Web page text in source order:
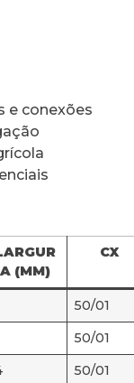
e conexões
A (MM)
CX
50/01
50/01
50/01